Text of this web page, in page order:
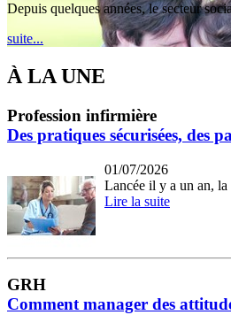
Depuis quelques années, le secteur
suite...
À LA UNE
Profession infirmière
Des pratiques sécurisées, des
01/07/2026
Lancée il y a un an, la
Lire la suite
GRH
Comment manager des